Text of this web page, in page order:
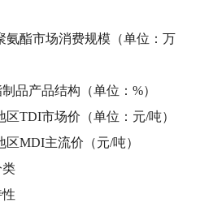
氨酯市场消费规模（单位：万
品产品结构（单位：%）
区TDI市场价（单位：元/吨）
区MDI主流价（元/吨）
类